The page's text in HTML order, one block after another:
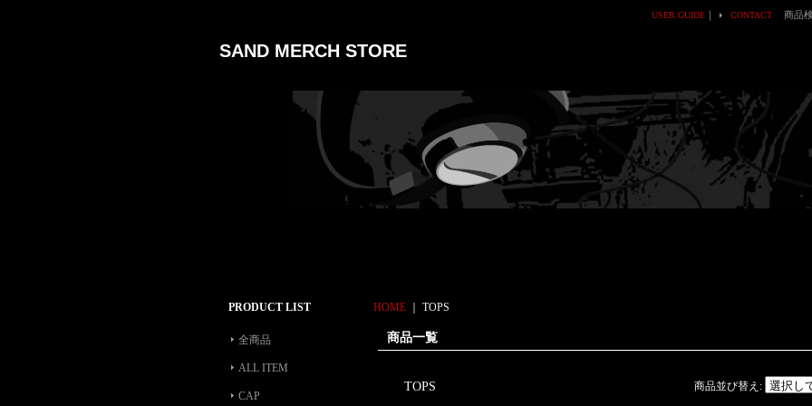
SAND MERCH STORE
USER GUIDE ｜ CONTACT 商品
PRODUCT LIST
全商品
ALL ITEM
CAP
HOME TOPS
商品一覧
TOPS 商品並び替え :